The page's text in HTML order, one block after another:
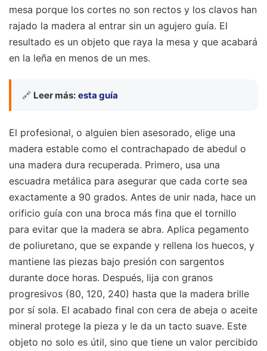
mesa porque los cortes no son rectos y los clavos han
rajado la madera al entrar sin un agujero guía. El
resultado es un objeto que raya la mesa y que acabará
en la leña en menos de un mes.
🔗 Leer más: esta guía
El profesional, o alguien bien asesorado, elige una
madera estable como el contrachapado de abedul o
una madera dura recuperada. Primero, usa una
escuadra metálica para asegurar que cada corte sea
exactamente a 90 grados. Antes de unir nada, hace un
orificio guía con una broca más fina que el tornillo
para evitar que la madera se abra. Aplica pegamento
de poliuretano, que se expande y rellena los huecos, y
mantiene las piezas bajo presión con sargentos
durante doce horas. Después, lija con granos
progresivos (80, 120, 240) hasta que la madera brille
por sí sola. El acabado final con cera de abeja o aceite
mineral protege la pieza y le da un tacto suave. Este
objeto no solo es útil, sino que tiene un valor percibido